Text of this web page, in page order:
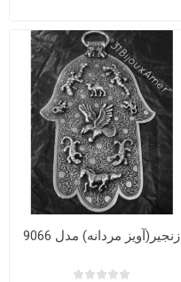
زنجیر(آویز مردانه) مدل 9066